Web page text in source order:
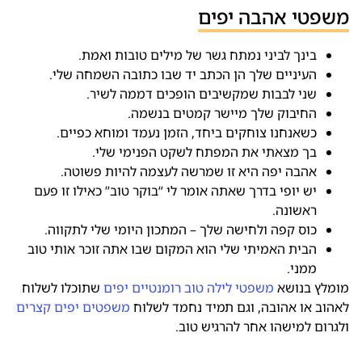
משפטי אהבה יפים
בינך לביני נמתח גשר של מילים טובות ואמת.
העיניים שלך הן הכתב יד שבו כתובה השמחה שלי.
שני לבבות שמקשיבים הופכים דממה לשיר.
החיבוק שלך מיישר קמטים בנשמה.
כשאנחנו צוחקים ביחד, הזמן נעמד ומוחא כפיים.
בך מצאתי את המפתח לשקט הפנימי שלי.
אהבה יפה היא זו שמרשה לעצמה להיות פשוטה.
יש יופי בדרך שאתה אומר לי “בוקר טוב” כאילו זו פעם
ראשונה.
כוס קפה ולחישה שלך – המתכון היומי שלי לתקווה.
הבית האמיתי שלי הוא המקום שבו אתה זוכר אותי טוב
ממני.
מומלץ בנושא משפטי לילה טוב רומנטיים יפים שתוכלו לשלוח
לאהוב או אהובה, וגם תמיד נחמד לשלוח משפטים יפים קצרים
ולגרום למישהו אחר להרגיש טוב.